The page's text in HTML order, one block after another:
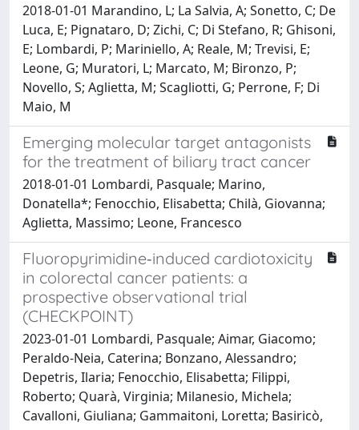
2018-01-01 Marandino, L; La Salvia, A; Sonetto, C; De
Luca, E; Pignataro, D; Zichi, C; Di Stefano, R; Ghisoni,
E; Lombardi, P; Mariniello, A; Reale, M; Trevisi, E;
Leone, G; Muratori, L; Marcato, M; Bironzo, P;
Novello, S; Aglietta, M; Scagliotti, G; Perrone, F; Di
Maio, M
Emerging molecular target antagonists
for the treatment of biliary tract cancer
2018-01-01 Lombardi, Pasquale; Marino,
Donatella*; Fenocchio, Elisabetta; Chilà, Giovanna;
Aglietta, Massimo; Leone, Francesco
Fluoropyrimidine‑induced cardiotoxicity
in colorectal cancer patients: a
prospective observational trial
(CHECKPOINT)
2023-01-01 Lombardi, Pasquale; Aimar, Giacomo;
Peraldo-Neia, Caterina; Bonzano, Alessandro;
Depetris, Ilaria; Fenocchio, Elisabetta; Filippi,
Roberto; Quarà, Virginia; Milanesio, Michela;
Cavalloni, Giuliana; Gammaitoni, Loretta; Basiricò,